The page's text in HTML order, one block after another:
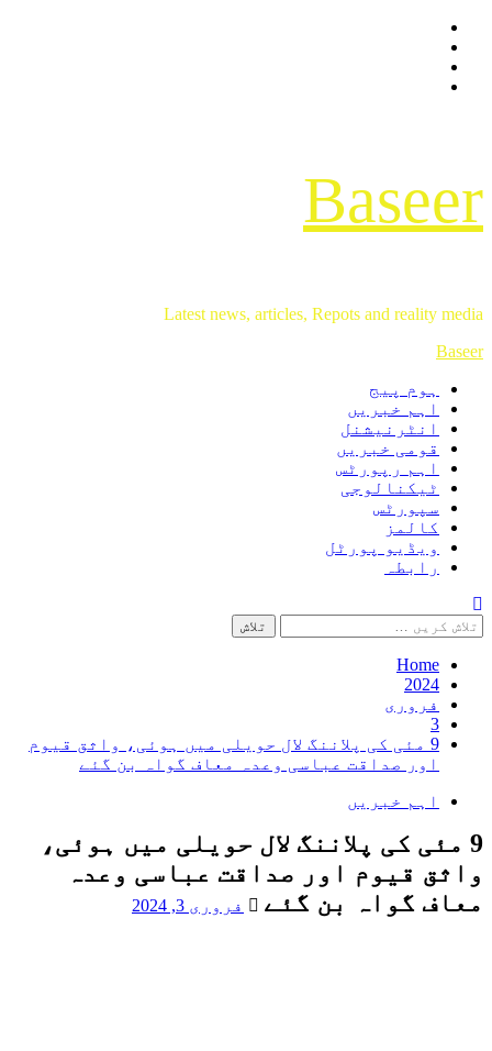
Skip
content
Baseer
Latest news, articles, Repots and reality media
Primary
Baseer
ہوم پیج
اہم خبریں
انٹرنیشنل
قومی خبریں
اہم رپورٹس
ٹیکنالوجی
سپورٹس
کالمز
ویڈیو پورٹل
رابطہ
تلاش
کریں
برائے:Home
2024
فروری
3
9 مئی کی پلاننگ لال حویلی میں ہوئی، واثق قیوم
اور صداقت عباسی وعدہ معاف گواہ بن گئے
اہم خبریں
9 مئی کی پلاننگ لال حویلی میں ہوئی،
واثق قیوم اور صداقت عباسی وعدہ
معاف گواہ بن گئے
فروری 3, 2024